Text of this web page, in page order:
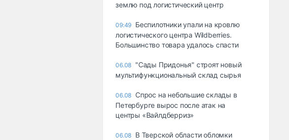
землю под логистический центр
09:49 Беспилотники упали на кровлю
логистического центра Wildberries.
Большинство товара удалось спасти
06.08 "Сады Придонья" строят новый
мультифункциональный склад сырья
06.08 Спрос на небольшие склады в
Петербурге вырос после атак на
центры «Вайлдберриз»
06.08 В Тверской области обломки